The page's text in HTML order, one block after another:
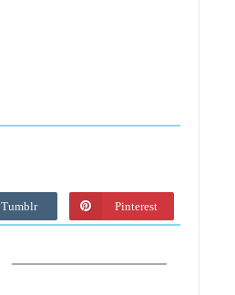
Tumblr Pinterest